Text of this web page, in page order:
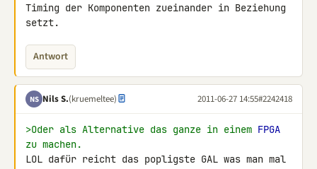
Timing der Komponenten zueinander in Beziehung
setzt.
Antwort
NS Nils S.(kruemeltee) 2011-06-27 14:55#2242418
>Oder als Alternative das ganze in einem FPGA
zu machen.
LOL dafür reicht das popligste GAL was man mal